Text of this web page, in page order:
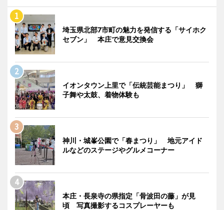
埼玉県北部7市町の魅力を発信する「サイホク
セブン」 本庄で意見交換会
イオンタウン上里で「伝統芸能まつり」 獅
子舞や太鼓、着物体験も
神川・城峯公園で「春まつり」 地元アイド
ルなどのステージやグルメコーナー
本庄・長泉寺の県指定「骨波田の藤」が見
頃 写真撮影するコスプレーヤーも